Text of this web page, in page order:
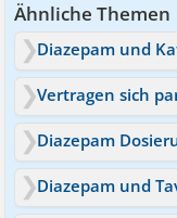
Ähnliche Themen
Diazepam und
Vertragen sich